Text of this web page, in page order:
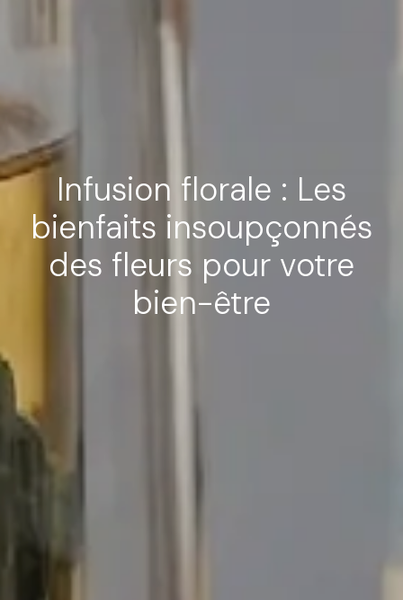
Infusion florale : Les
bienfaits insoupçonnés
des fleurs pour votre
bien-être